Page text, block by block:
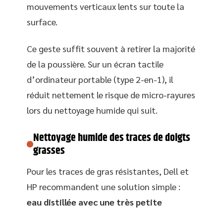
mouvements verticaux lents sur toute la
surface.
Ce geste suffit souvent à retirer la majorité
de la poussière. Sur un écran tactile
d’ordinateur portable (type 2-en-1), il
réduit nettement le risque de micro-rayures
lors du nettoyage humide qui suit.
Nettoyage humide des traces de doigts
grasses
Pour les traces de gras résistantes, Dell et
HP recommandent une solution simple :
eau distillée avec une très petite